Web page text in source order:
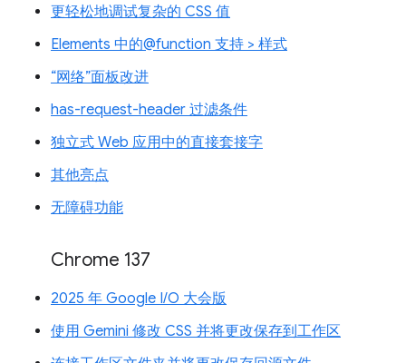
更轻松地调试复杂的 CSS 值
Elements 中的@function 支持 > 样式
“网络”面板改进
has-request-header 过滤条件
独立式 Web 应用中的直接套接字
其他亮点
无障碍功能
Chrome 137
2025 年 Google I/O 大会版
使用 Gemini 修改 CSS 并将更改保存到工作区